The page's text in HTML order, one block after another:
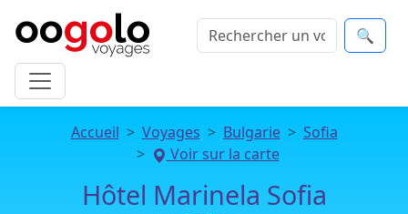
🔍
Accueil Voyages Bulgarie
Sofia
Voir sur la carte
Hôtel Marinela Sofia